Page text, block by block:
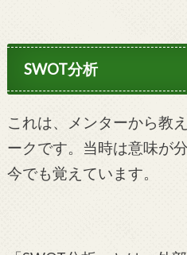
SWOT分析
これは、メンターから教
ークです。当時は意味が
今でも覚えています。